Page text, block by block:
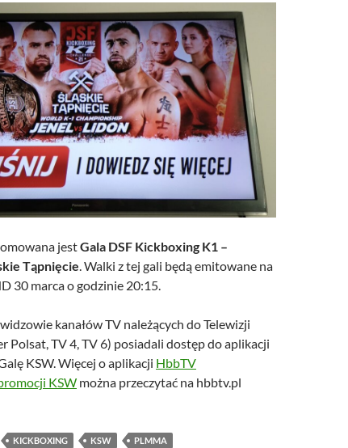
jestGala DSF Kickboxing K1 –
Tąpnięcie. Walki z tej gali będą emitowane na
30 marca o godzinie 20:15.
kanałów TV należących do Telewizji
Polsat, TV 4, TV 6) posiadali dostęp do aplikacji
KSW. Więcej o aplikacji HbbTV
KSW można przeczytać na hbbtv.pl
KICKBOXING KSW
PLMMA